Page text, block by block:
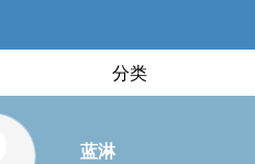
分类
蓝淋